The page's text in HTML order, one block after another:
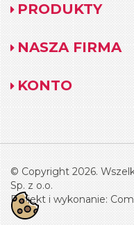
PRODUKTY
NASZA FIRMA
KONTO
© Copyright 2026.
Sp. z o.o.
Projekt i wykonanie: